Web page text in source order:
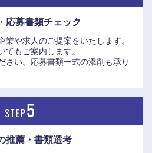
応募書類チェック
業や求人のご提案をいたします。
てもご案内します。
さい。応募書類一式の添削も承り
推薦・書類選考
宮崎県
沖縄県